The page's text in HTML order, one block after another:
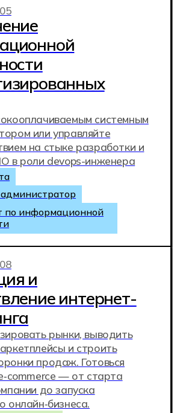
авиационных
и обработка
карты, 3D-модели и
для решения
За 3 года освоишь
цикл
— от вылета до готового
БАС
картографии
создавай 3D-модели и
к строительству.
сопровождении
эффективность их
профессия на стыке
IT.